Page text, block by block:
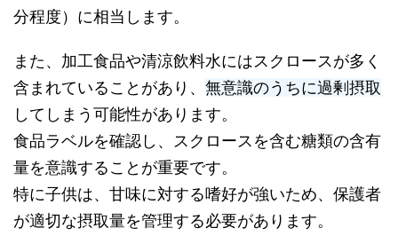
分程度）に相当します。
また、加工食品や清涼飲料水にはスクロースが多く
含まれていることがあり、 無意識のうちに過剰摂取
してしまう可能性があります。
食品ラベルを確認し、スクロースを含む糖類の含有
量を意識することが重要です。
特に子供は、甘味に対する嗜好が強いため、保護者
が適切な摂取量を管理する必要があります。